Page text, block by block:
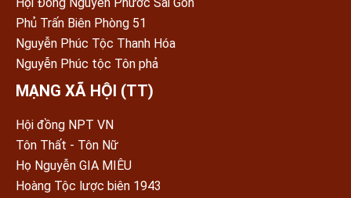
Phủ Trấn Biên Phòng 51
Nguyễn Phúc Tộc Thanh Hóa
Nguyễn Phúc tộc Tôn phả
MẠNG XÃ HỘI (TT)
Hội đồng NPT VN
Tôn Thất - Tôn Nữ
Họ Nguyễn GIA MIÊU
Hoàng Tộc lược biên 1943